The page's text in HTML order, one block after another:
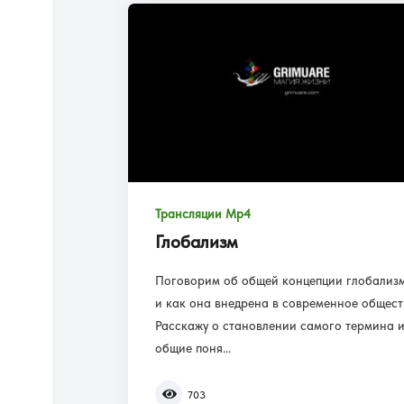
Трансляции Mp4
Глобализм
Поговорим об общей концепции
и как она внедрена в современное
Расскажу о становлении самого термина и
общие поня...
703